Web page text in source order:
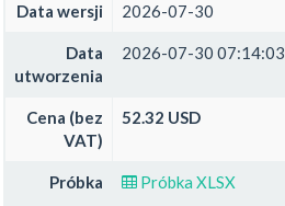
Data wersji 2026-07-30
Data
utworzenia
2026-07-30 07:14:03
Cena (bez
VAT)
52.32 USD
Próbka Próbka XLSX